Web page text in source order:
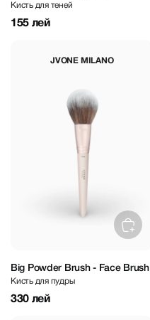
Кисть для теней
155 лей
JVONE MILANO
Big Powder Brush - Face Brush
Кисть для пудры
330 лей